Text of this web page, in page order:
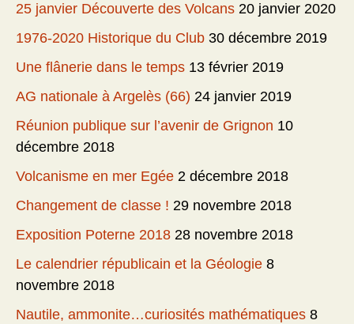
25 janvier Découverte des Volcans 20 janvier 2020
1976-2020 Historique du Club 30 décembre 2019
Une flânerie dans le temps 13 février 2019
AG nationale à Argelès (66) 24 janvier 2019
Réunion publique sur l’avenir de Grignon 10
décembre 2018
Volcanisme en mer Egée 2 décembre 2018
Changement de classe ! 29 novembre 2018
Exposition Poterne 2018 28 novembre 2018
Le calendrier républicain et la Géologie 8
novembre 2018
Nautile, ammonite…curiosités mathématiques 8